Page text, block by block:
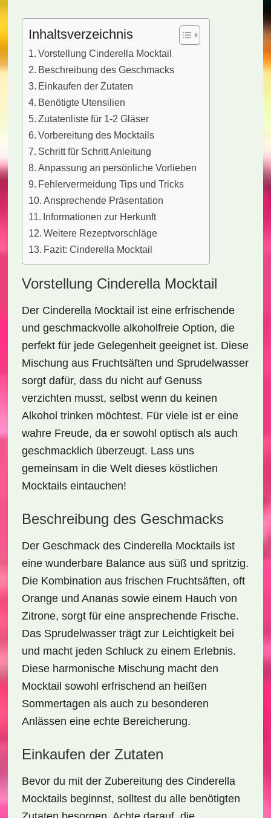
Inhaltsverzeichnis
Vorstellung Cinderella Mocktail
Beschreibung des Geschmacks
Einkaufen der Zutaten
Benötigte Utensilien
Zutatenliste für 1-2 Gläser
Vorbereitung des Mocktails
Schritt für Schritt Anleitung
Anpassung an persönliche Vorlieben
Fehlervermeidung Tips und Tricks
Ansprechende Präsentation
Informationen zur Herkunft
Weitere Rezeptvorschläge
Fazit: Cinderella Mocktail
Vorstellung Cinderella Mocktail
Der Cinderella Mocktail ist eine erfrischende
und geschmackvolle alkoholfreie Option, die
perfekt für jede Gelegenheit geeignet ist. Diese
Mischung aus Fruchtsäften und Sprudelwasser
sorgt dafür, dass du nicht auf Genuss
verzichten musst, selbst wenn du keinen
Alkohol trinken möchtest. Für viele ist er eine
wahre Freude, da er sowohl optisch als auch
geschmacklich überzeugt. Lass uns
gemeinsam in die Welt dieses köstlichen
Mocktails eintauchen!
Beschreibung des Geschmacks
Der Geschmack des Cinderella Mocktailsist
eine wunderbare Balance aus süß und spritzig.
Die Kombination aus frischen Fruchtsäften, oft
Orange und Ananas sowie einem Hauch von
Zitrone, sorgt für eine ansprechende Frische.
Das Sprudelwasser trägt zur Leichtigkeit bei
und macht jeden Schluck zu einem Erlebnis.
Diese harmonische Mischung macht den
Mocktail sowohl erfrischend an heißen
Sommertagen als auch zu besonderen
Anlässen eine echte Bereicherung.
Einkaufen der Zutaten
Bevor du mit der Zubereitung des Cinderella
Mocktailsbeginnst, solltest du alle benötigten